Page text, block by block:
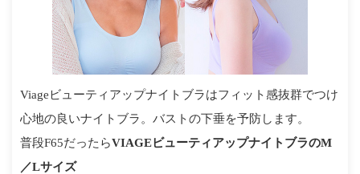
Viageビューティアップナイトブラはフィット感抜群でつけ
心地の良いナイトブラ。バストの下垂を予防します。
普段F65だったらVIAGEビューティアップナイトブラのM
／Lサイズ